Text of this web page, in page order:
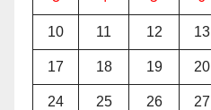
10 11 12 13
17 18 19 20
24 25 26 27